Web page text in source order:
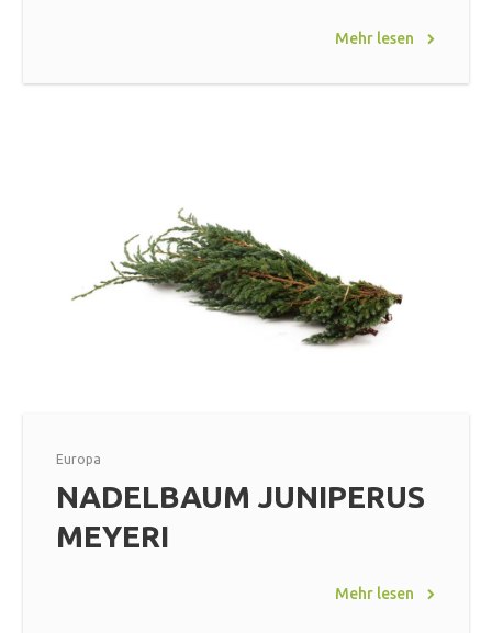
Mehr lesen
Europa
NADELBAUM JUNIPERUS
MEYERI
Mehr lesen